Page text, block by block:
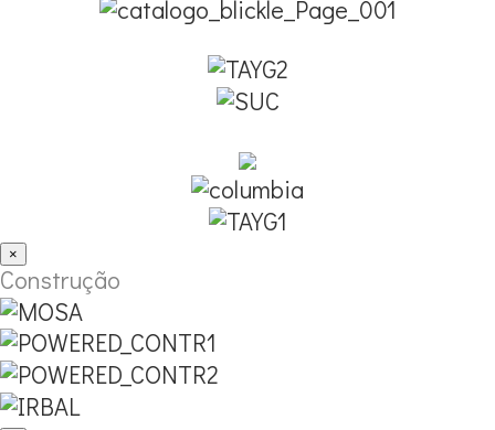
×
Construção